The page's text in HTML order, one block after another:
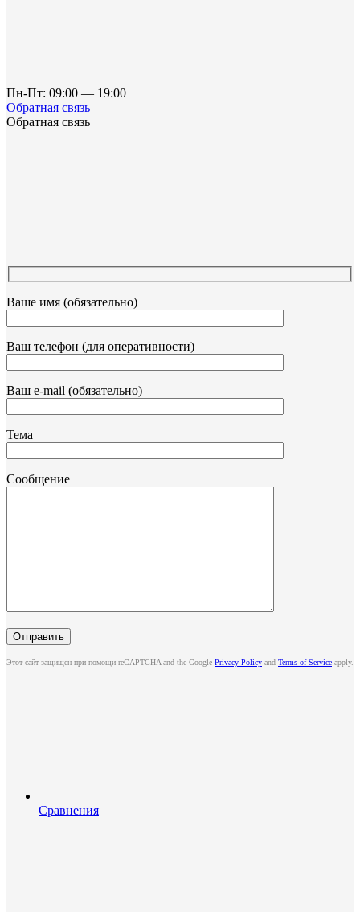
Пн-Пт: 09:00 — 19:00
Обратная связь
Обратная связь
Ваше имя (обязательно)
Ваш телефон (для оперативности)
Ваш e-mail (обязательно)
Тема
Сообщение
Этот сайт защищен при помощи reCAPTCHA and the Google Privacy Policy and Terms of Service apply.
Сравнения